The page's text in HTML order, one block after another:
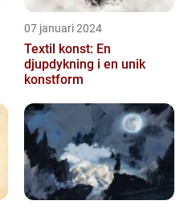
07 januari 2024
Textil konst: En
djupdykning i en unik
konstform